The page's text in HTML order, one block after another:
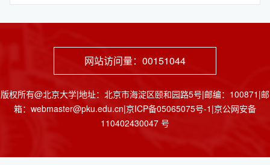
网站访问量： 00151044
版权所有@北京大学|地址：北京市海淀区颐和园路5号|邮编：100871|邮
箱：webmaster@pku.edu.cn|京ICP备05065075号-1|京公网安备
110402430047 号